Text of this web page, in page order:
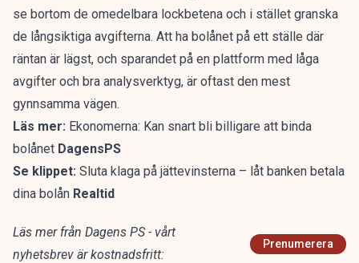
se bortom de omedelbara lockbetena och i stället granska
de långsiktiga avgifterna. Att ha bolånet på ett ställe där
räntan är lägst, och sparandet på en plattform med låga
avgifter och bra analysverktyg, är oftast den mest
gynnsamma vägen.
Läs mer: Ekonomerna: Kan snart bli billigare att binda
bolånet DagensPS
Se klippet: Sluta klaga på jättevinsterna – låt banken betala
dina bolån Realtid
Läs mer från Dagens PS - vårt
nyhetsbrev är kostnadsfritt:
Prenumerera